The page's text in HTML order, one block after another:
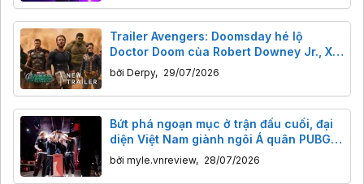
Trailer Avengers: Doomsday hé lộ
Doctor Doom của Robert Downey Jr., X-
Men, Fantastic Four và Captain America
trở lại.
bởi Derpy, 29/07/2026
Bứt phá ngoạn mục ở trận đấu cuối, đại
diện Việt Nam giành ngôi Á quân PUBG
tại Esports World Cup 2026
bởi myle.vnreview, 28/07/2026